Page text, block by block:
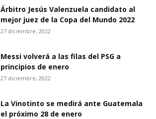
Árbitro Jesús Valenzuela candidato al
mejor juez de la Copa del Mundo 2022
27 diciembre, 2022
Messi volverá a las filas del PSG a
principios de enero
27 diciembre, 2022
La Vinotinto se medirá ante Guatemala
el próximo 28 de enero